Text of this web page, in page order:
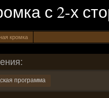
с 2-х
кромка
программа